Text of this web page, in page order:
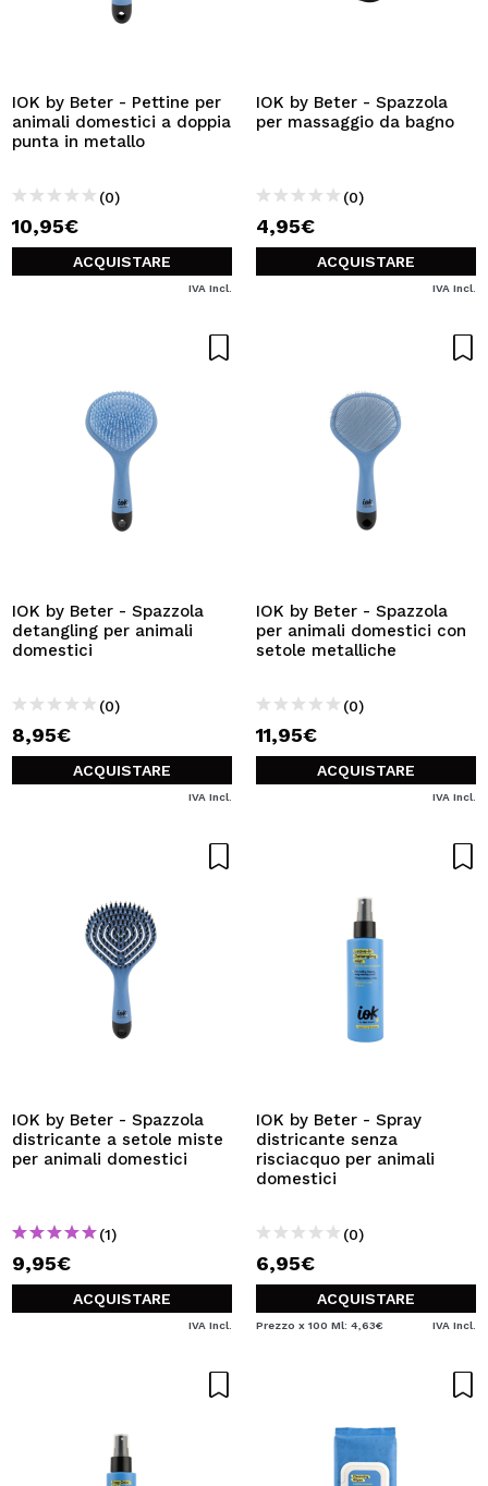
IOK by Beter - Pettine per
animali domestici a doppia
punta in metallo
(0)
10,95€
ACQUISTARE
IVA Incl.
IOK by Beter - Spazzola
per massaggio da bagno
(0)
4,95€
ACQUISTARE
IVA Incl.
IOK by Beter - Spazzola
detangling per animali
domestici
(0)
8,95€
ACQUISTARE
IVA Incl.
IOK by Beter - Spazzola
per animali domestici con
setole metalliche
(0)
11,95€
ACQUISTARE
IVA Incl.
IOK by Beter - Spazzola
districante a setole miste
per animali domestici
(1)
9,95€
ACQUISTARE
IVA Incl.
IOK by Beter - Spray
districante senza
risciacquo per animali
domestici
(0)
6,95€
ACQUISTARE
Prezzo x 100 Ml: 4,63€ IVA Incl.